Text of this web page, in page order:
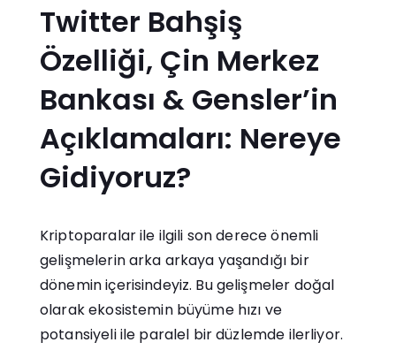
Twitter Bahşiş
Özelliği, Çin Merkez
Bankası & Gensler’in
Açıklamaları: Nereye
Gidiyoruz?
Kriptoparalar ile ilgili son derece önemli
gelişmelerin arka arkaya yaşandığı bir
dönemin içerisindeyiz. Bu gelişmeler doğal
olarak ekosistemin büyüme hızı ve
potansiyeli ile paralel bir düzlemde ilerliyor.